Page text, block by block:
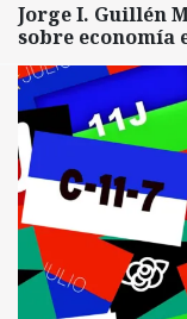
Jorge I. Guillén
sobre economía